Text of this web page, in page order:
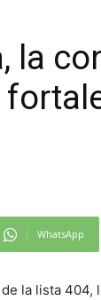
la
WhatsApp
la lista 404,